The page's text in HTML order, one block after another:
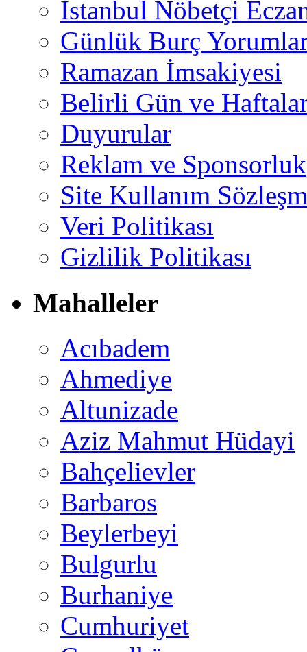
İstanbul Nöbetçi
Günlük Burç
Ramazan İmsakiyesi
Belirli Gün ve
Duyurular
Reklam ve Sponsorluk
Site Kullanım
Veri Politikası
Gizlilik Politikası
Mahalleler
Acıbadem
Ahmediye
Altunizade
Aziz Mahmut Hüdayi
Bahçelievler
Barbaros
Beylerbeyi
Bulgurlu
Burhaniye
Cumhuriyet